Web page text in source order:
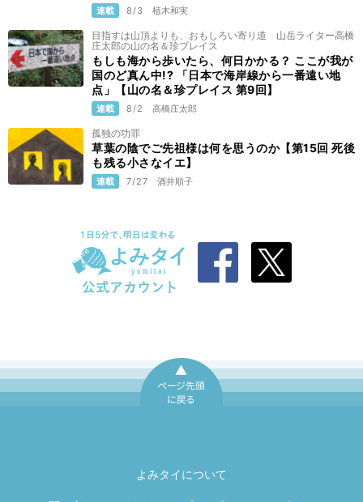
連載 8/3 植木和実
目指すは山頂よりも、おもしろい寄り道 山岳ライター高橋
庄太郎の山の名＆珍プレイス
もしも海から歩いたら、何日かかる？ ここが我が
国のど真ん中!? 「日本で海岸線から一番遠い地
点」【山の名＆珍プレイス 第9回】
連載 8/2 高橋庄太郎
孤独の功罪
草葉の陰でご先祖様は何を思うのか【第15回 死後
も残る小さなイエ】
連載 7/27 酒井順子
よみタイについて